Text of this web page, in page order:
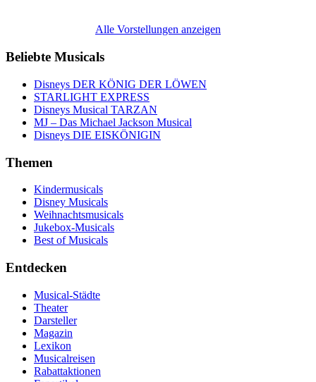
Alle Vorstellungen anzeigen
Beliebte Musicals
Disneys DER KÖNIG DER LÖWEN
STARLIGHT EXPRESS
Disneys Musical TARZAN
MJ – Das Michael Jackson Musical
Disneys DIE EISKÖNIGIN
Themen
Kindermusicals
Disney Musicals
Weihnachtsmusicals
Jukebox-Musicals
Best of Musicals
Entdecken
Musical-Städte
Theater
Darsteller
Magazin
Lexikon
Musicalreisen
Rabattaktionen